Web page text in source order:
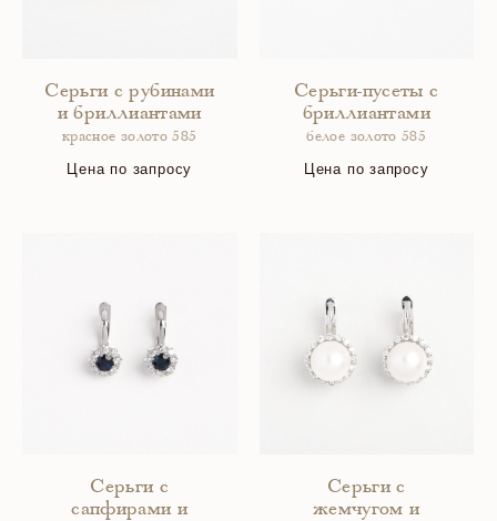
Серьги с рубинами
и бриллиантами
красное золото 585
Цена по запросу
Серьги-пусеты с
бриллиантами
белое золото 585
Цена по запросу
Серьги с
сапфирами и
Серьги с
жемчугом и